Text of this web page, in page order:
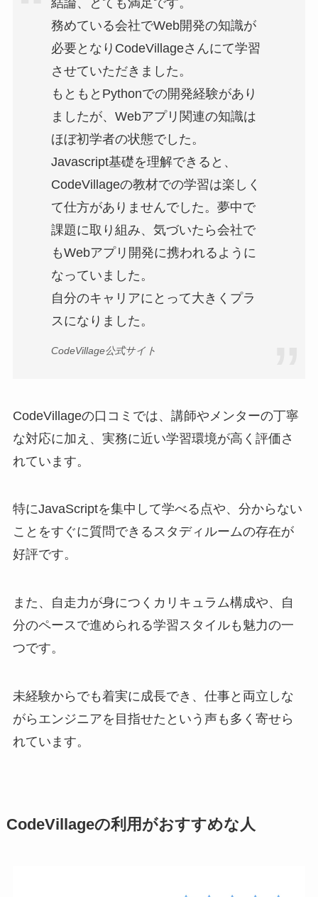
務めている会社でWeb開発の知識が
必要となりCodeVillageさんにて学習
させていただきました。
もともとPythonでの開発経験があり
ましたが、Webアプリ関連の知識は
ほぼ初学者の状態でした。
Javascript基礎を理解できると、
CodeVillageの教材での学習は楽しく
て仕方がありませんでした。夢中で
課題に取り組み、気づいたら会社で
もWebアプリ開発に携われるように
なっていました。
自分のキャリアにとって大きくプラ
スになりました。
CodeVillage公式サイト
CodeVillageの口コミでは、講師やメンターの丁寧
な対応に加え、実務に近い学習環境が高く評価さ
れています。
特にJavaScriptを集中して学べる点や、分からない
ことをすぐに質問できるスタディルームの存在が
好評です。
また、自走力が身につくカリキュラム構成や、自
分のペースで進められる学習スタイルも魅力の一
つです。
未経験からでも着実に成長でき、仕事と両立しな
がらエンジニアを目指せたという声も多く寄せら
れています。
CodeVillageの利用がおすすめな人